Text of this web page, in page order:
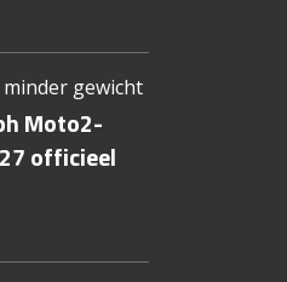
gewicht
Moto2-
officieel